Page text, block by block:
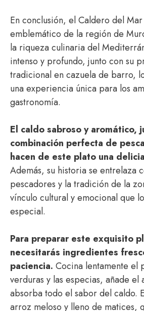
En conclusión, el Caldero del
emblemático de la región de
la riqueza culinaria del
intenso y profundo, junto con su
tradicional en cazuela de barro,
una experiencia única para los
gastronomía.
El caldo sabroso y aromático,
combinación perfecta de
hacen de este plato una
Además, su historia se entrelaza
pescadores y la tradición de la
vínculo cultural y emocional que
especial.
Para preparar este exquisito
necesitarás ingredientes
paciencia. Cocina lentamente el
verduras y las especias, añade el
absorba todo el sabor del caldo.
arroz meloso y lleno de matices,